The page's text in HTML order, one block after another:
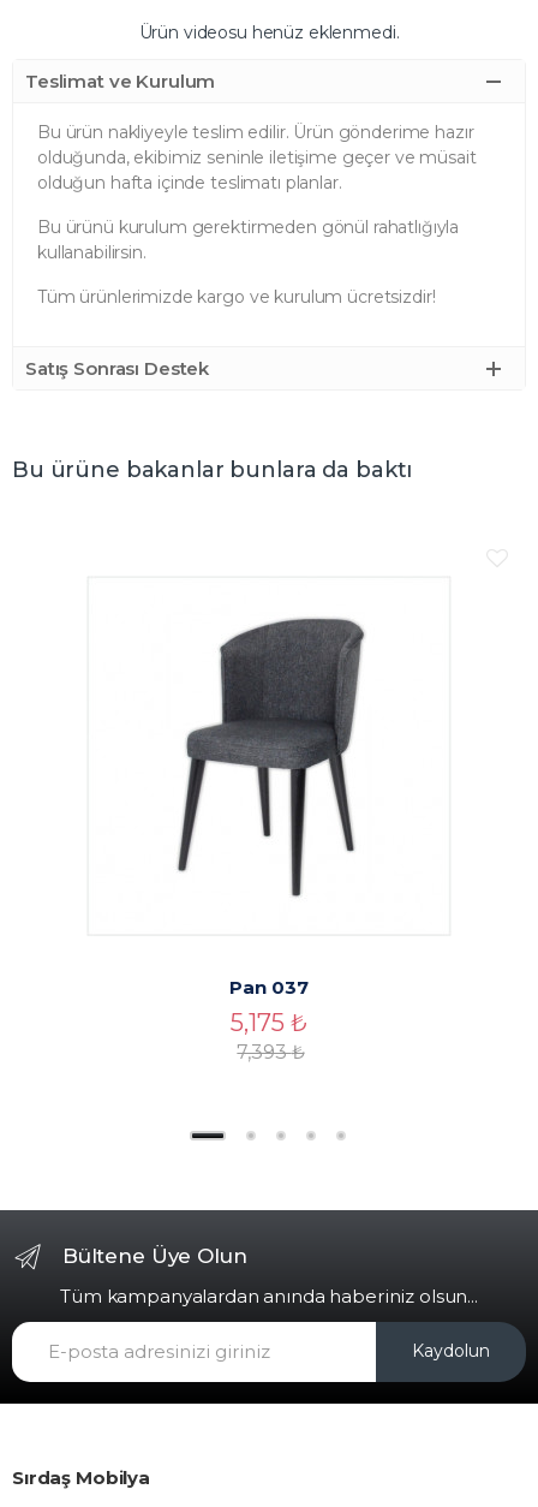
Ürün videosu henüz eklenmedi.
Teslimat ve Kurulum
Bu ürün nakliyeyle teslim edilir. Ürün gönderime hazır
olduğunda, ekibimiz seninle iletişime geçer ve müsait
olduğun hafta içinde teslimatı planlar.
Bu ürünü kurulum gerektirmeden gönül rahatlığıyla
kullanabilirsin.
Tüm ürünlerimizde kargo ve kurulum ücretsizdir!
Satış Sonrası Destek
Bu ürüne bakanlar bunlara da baktı
Pan 037
5,175 ₺
7,393₺
Bültene Üye Olun
Tüm kampanyalardan anında haberiniz olsun...
Kaydolun
Sırdaş Mobilya